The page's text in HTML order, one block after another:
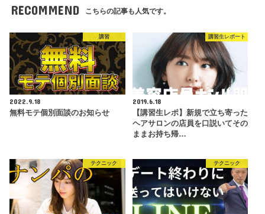
RECOMMEND こちらの記事も人気です。
講習
2022.9.18
無料モテ個別面談のお知らせ
講習生レポート
2019.6.18
【講習生レポ】新規で立ち寄った
ヘアサロンの店員を口説いてその
ままお持ち帰…
テクニック テクニック